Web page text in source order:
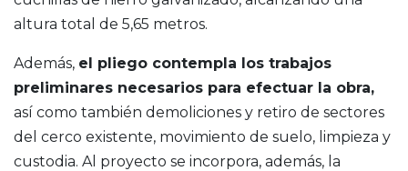
altura total de 5,65 metros.
Además, el pliego contempla los trabajos
preliminares necesarios para efectuar la obra,
así como también demoliciones y retiro de sectores
del cerco existente, movimiento de suelo, limpieza y
custodia. Al proyecto se incorpora, además, la